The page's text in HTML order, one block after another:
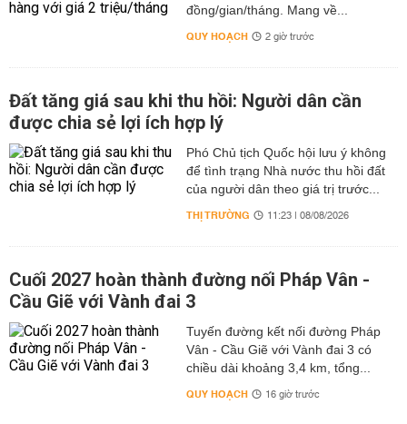
đồng/gian/tháng. Mang về...
QUY HOẠCH 2 giờ trước
Đất tăng giá sau khi thu hồi: Người dân cần
được chia sẻ lợi ích hợp lý
Phó Chủ tịch Quốc hội lưu ý không
để tình trạng Nhà nước thu hồi đất
của người dân theo giá trị trước...
THỊ TRƯỜNG 11:23 | 08/08/2026
Cuối 2027 hoàn thành đường nối Pháp Vân -
Cầu Giẽ với Vành đai 3
Tuyến đường kết nối đường Pháp
Vân - Cầu Giẽ với Vành đai 3 có
chiều dài khoảng 3,4 km, tổng...
QUY HOẠCH 16 giờ trước